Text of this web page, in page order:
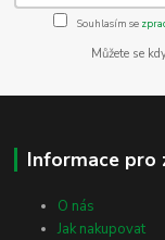
Souhlasím se
Můžete se
Informace pro
O nás
Jak nakupovat